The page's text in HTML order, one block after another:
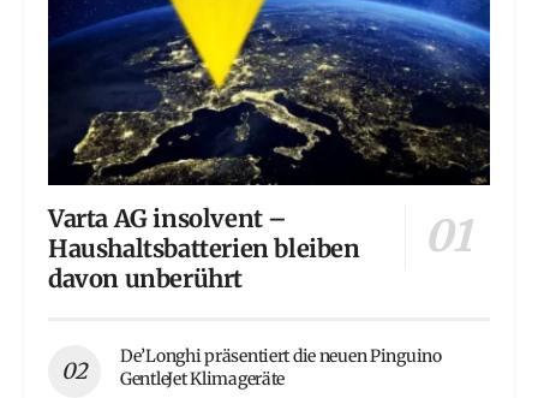
Varta AG insolvent –
Haushaltsbatterien bleiben
davon unberührt
De’Longhi präsentiert die neuen Pinguino
GentleJet Klimageräte